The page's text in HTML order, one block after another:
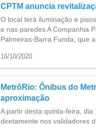
CPTM anuncia
O local terá iluminação e
e nas paredes ​A Companhia
Palmeiras-Barra Funda, que
16/10/2020
MetrôRio: Ônibus do
aproximação
A partir desta quinta-feira,
diretamente nos validadores